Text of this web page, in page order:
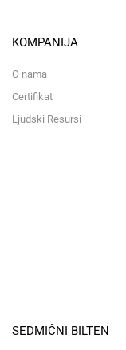
KOMPANIJA
O nama
Certifikat
Ljudski Resursi
SEDMIČNI BILTEN